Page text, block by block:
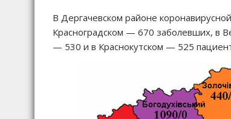
В Дергачевском районе
Красноградском — 670 заболевших, в
— 530 и в Краснокутском — 525